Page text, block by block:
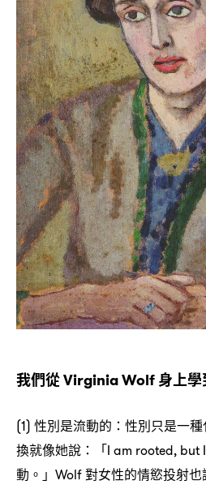
我們從Virginia Wolf身上
(1) 性別是流動的 ： 性別只是一
換就像她說 ： 「I am rooted, but
動。」 Wolf對女性的情慾投射